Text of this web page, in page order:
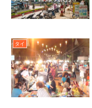
タイ